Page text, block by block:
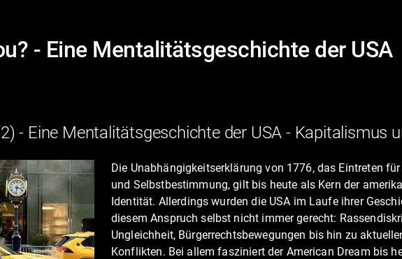
- Eine Mentalitätsgeschichte der USA
- Eine Mentalitätsgeschichte der USA - Kapitalismus
Die Unabhängigkeitserklärung von 1776, das Eintreten
und Selbstbestimmung, gilt bis heute als Kern der
Identität. Allerdings wurden die USA im Laufe ihrer
diesem Anspruch selbst nicht immer gerecht:
Ungleichheit, Bürgerrechtsbewegungen bis hin zu
Konflikten. Bei allem fasziniert der American Dream bis